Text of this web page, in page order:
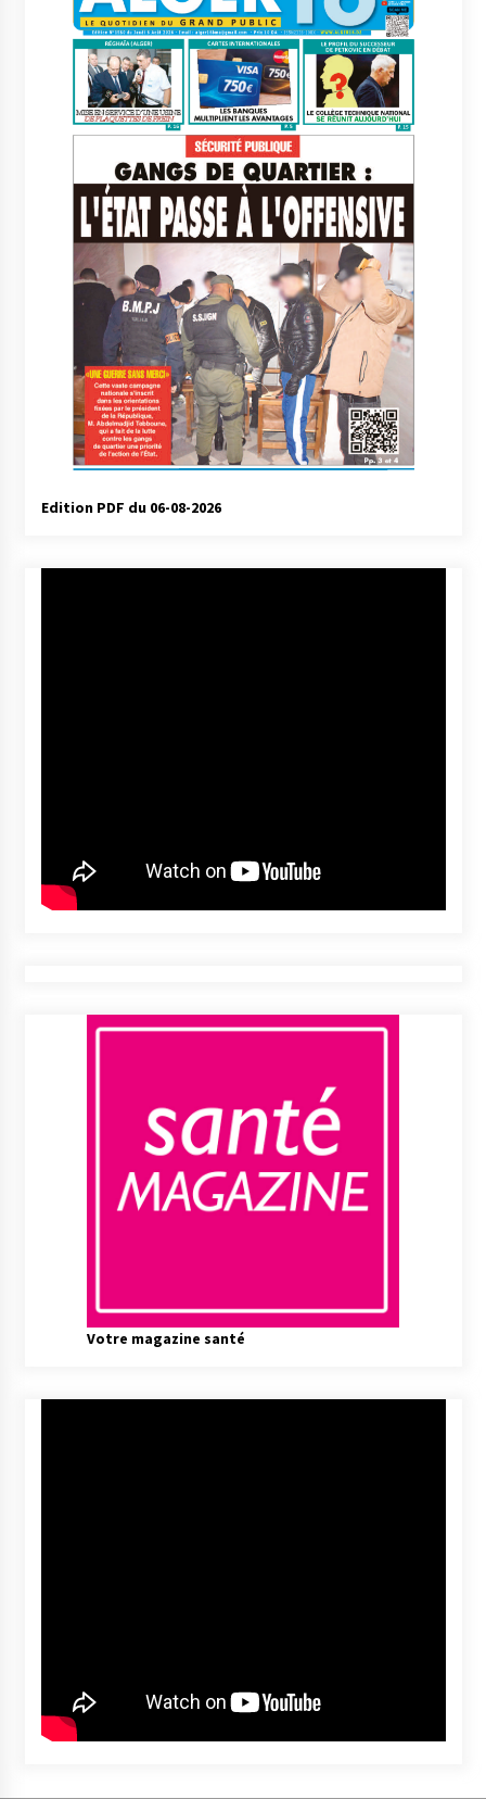
Edition PDF du 06-08-2026
Votre magazine santé